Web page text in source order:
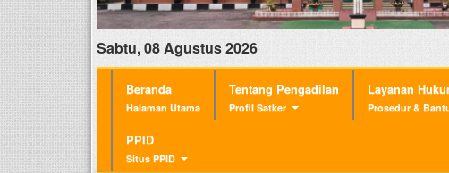
Sabtu, 08 Agustus 2026
Beranda
Halaman Utama
Tentang Pengadilan
Profil Satker
Layanan
Prosedur &
PPID
Situs PPID